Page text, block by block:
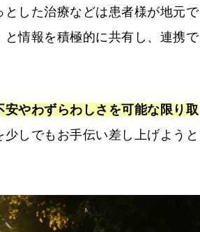
した治療などは患者様が地元で
情報を積極的に共有し、連携で
やわずらわしさを可能な限り取
しでもお手伝い差し上げようと